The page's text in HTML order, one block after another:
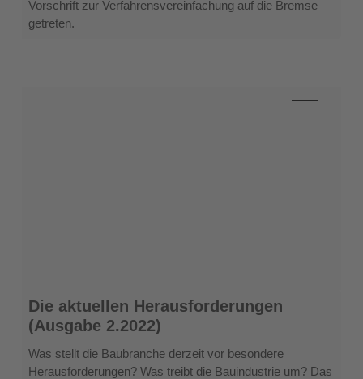
Vorschrift zur Verfahrensvereinfachung auf die Bremse
getreten.
Die
aktuellen
Herausforderungen
(Ausgabe
2.2022)
Die aktuellen Herausforderungen
(Ausgabe 2.2022)
Was stellt die Baubranche derzeit vor besondere
Herausforderungen? Was treibt die Bauindustrie um? Das